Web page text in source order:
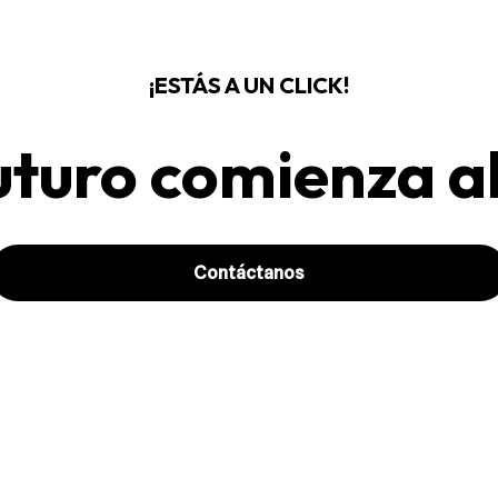
¡ESTÁS A UN CLICK!
comienza
Contáctanos